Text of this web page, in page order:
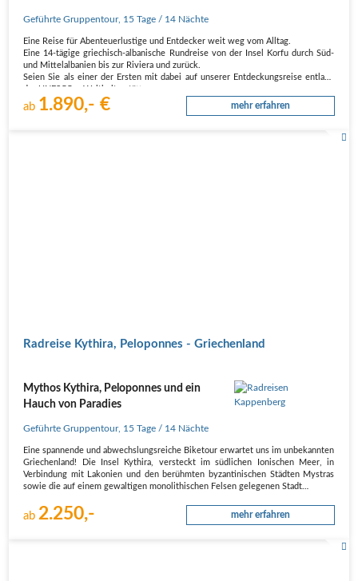
Geführte Gruppentour, 15 Tage / 14 Nächte
Eine Reise für Abenteuerlustige und Entdecker weit weg vom Alltag.
Eine 14-tägige griechisch-albanische Rundreise von der Insel Korfu durch Süd-
und Mittelalbanien bis zur Riviera und zurück.
Seien Sie als einer der Ersten mit dabei auf unserer Entdeckungsreise entlang
ab 1.890,- € mehr erfahren
Radreise Kythira, Peloponnes - Griechenland
Mythos Kythira, Peloponnes und ein
Hauch von Paradies
Geführte Gruppentour, 15 Tage / 14 Nächte
Eine spannende und abwechslungsreiche Biketour erwartet uns im unbekannten
Griechenland! Die Insel Kythira, versteckt im südlichen Ionischen Meer, in
Verbindung mit Lakonien und den berühmten byzantinischen Städten Mystras
sowie die auf einem gewaltigen monolithischen Felsen gelegenen Stadt…
ab2.250,- mehr erfahren